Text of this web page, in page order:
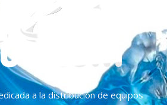
a la distribución de equipos